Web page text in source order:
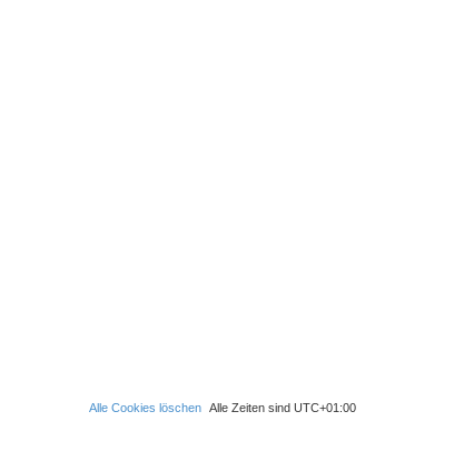
Alle Zeiten sind UTC+01:00
Alle Cookies löschen